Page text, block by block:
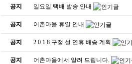
공지 일요일 택배 발송 안내
공지 어촌마을 휴일 안내
공지 2 0 1 8 구정 설 연휴 배송 계획
공지 어촌마을에서 알려 드립니다.